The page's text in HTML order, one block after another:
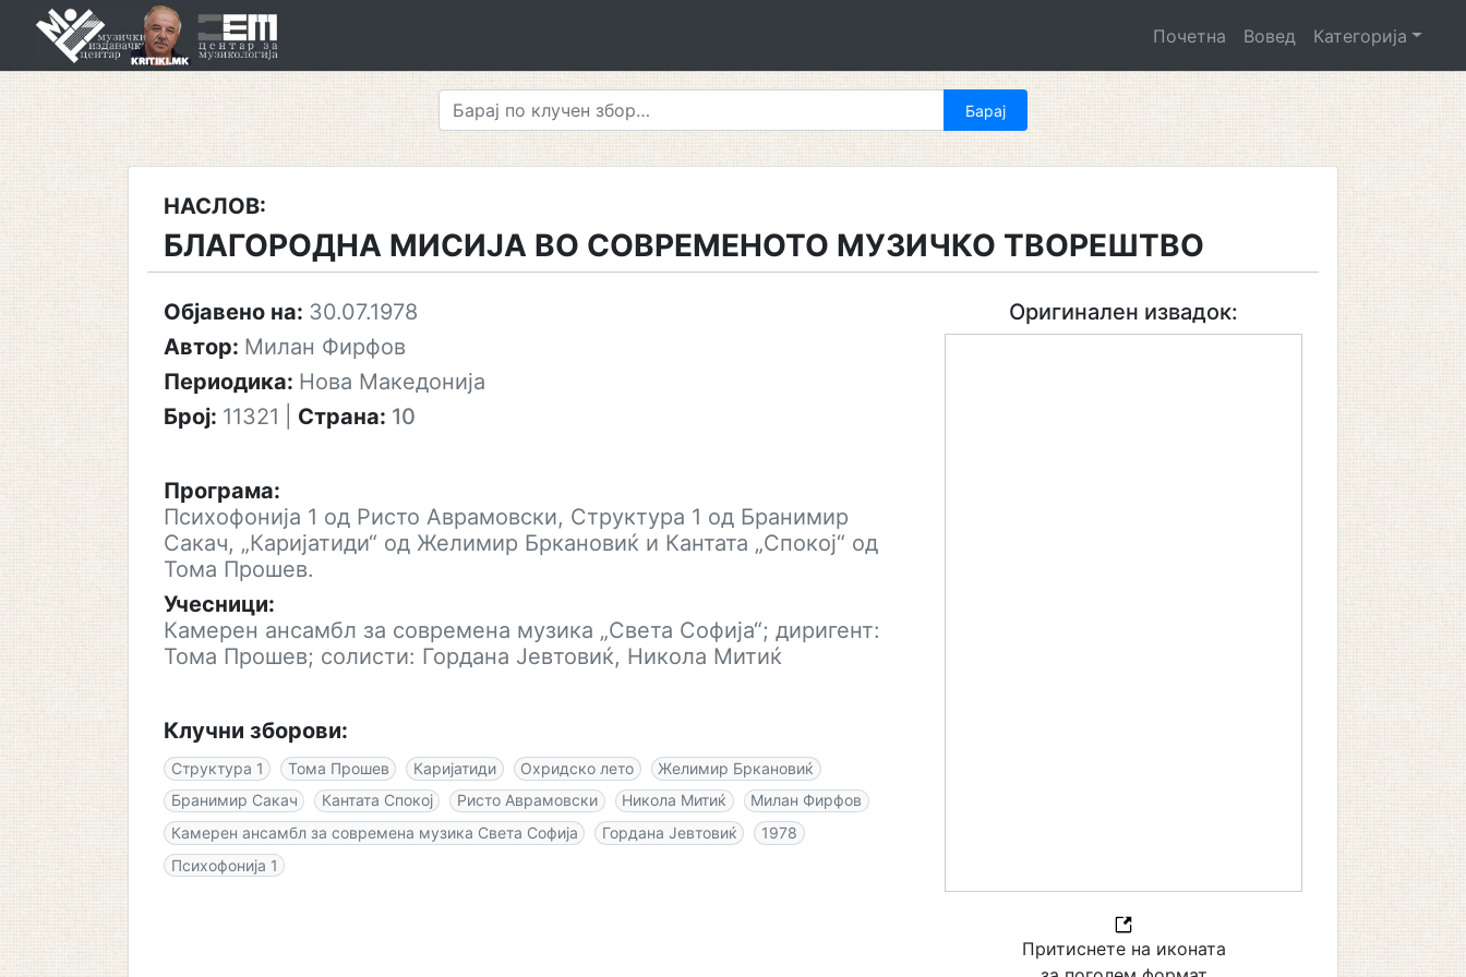
Почетна Вовед Категорија
НАСЛОВ:
БЛАГОРОДНА МИСИЈА ВО СОВРЕМЕНОТО МУЗИЧКО ТВОРЕШТВО
Објавено на: 30.07.1978
Автор: Милан Фирфов
Периодика: Нова Македонија
Број: 11321 Страна: 10
Програма:
Психофонија 1 од Ристо Аврамовски, Структура 1 од Бранимир
Сакач, „Каријатиди“ од Желимир Бркановиќ и Кантата „Спокој“ од
Тома Прошев.
Учесници:
Камерен ансамбл за современа музика „Света Софија“; диригент:
Тома Прошев; солисти: Гордана Јевтовиќ, Никола Митиќ
Клучни зборови:
Структура 1 Тома Прошев Каријатиди Охридско лето
Желимир Бркановиќ
Бранимир Сакач
Кантата Спокој Ристо Аврамовски Никола Митиќ
Милан Фирфов
Камерен ансамбл за современа музика Света Софија
Гордана Јевтовиќ
1978
Психофонија 1
Оригинален извадок:
Притиснете на иконата